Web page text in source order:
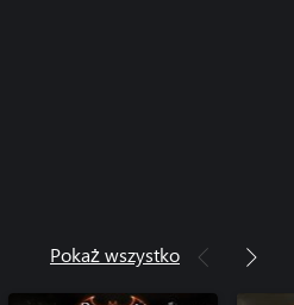
Pokaż wszystko